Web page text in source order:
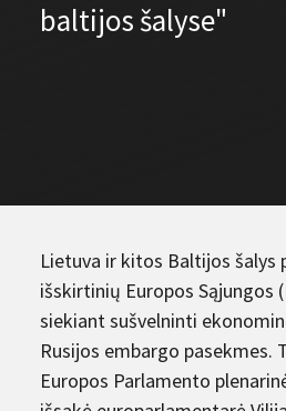
baltijos šalyse"
Lietuva ir kitos Baltijos šalys
išskirtinių Europos Sąjungos
siekiant sušvelninti
Rusijos embargo pasekmes.
Europos Parlamento